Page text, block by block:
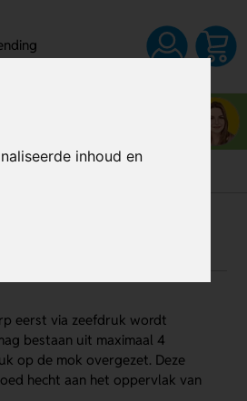
inhoud en
eerst via zeefdruk wordt
bestaan uit maximaal 4
op de mok overgezet. Deze
hecht aan het oppervlak van